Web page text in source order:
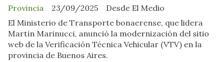
Desde El Medio
Provincia
23/09/2025
El Ministerio de Transporte bonaerense, que lidera
Martín Marinucci, anunció la modernización del sitio
web de la Verificación Técnica Vehicular (VTV) en la
provincia de Buenos Aires.